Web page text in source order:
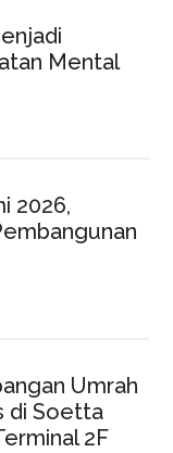
Mental
2026,
Umrah
di Soetta
2F